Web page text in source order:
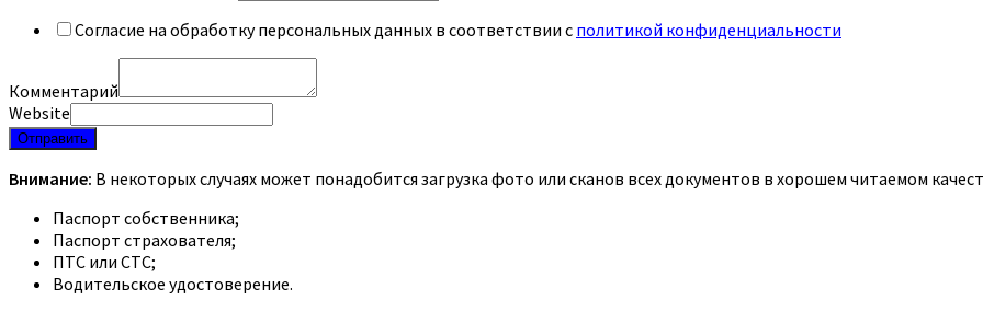
Согласие на обработку персональных данных в соответствии с политикой конфиденциальности
Комментарий
Website
Отправить
Внимание: В некоторых случаях может понадобится загрузка фото или сканов всех документов в хорошем читаемом
Паспорт собственника;
Паспорт страхователя;
ПТС или СТС;
Водительское удостоверение.